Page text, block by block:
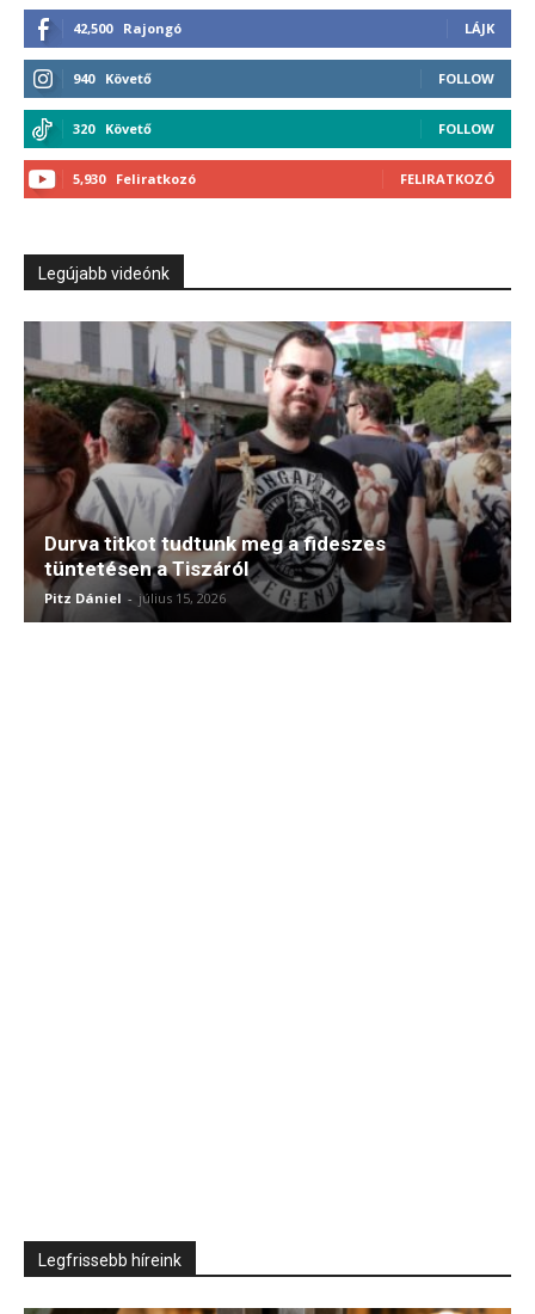
42,500 Rajongó LÁJK
940 Követő FOLLOW
320 Követő FOLLOW
5,930 Feliratkozó FELIRATKOZÓ
Legújabb videónk
Durva titkot tudtunk meg a fideszes
tüntetésen a Tiszáról
Pitz Dániel - július 15, 2026
Legfrissebb híreink